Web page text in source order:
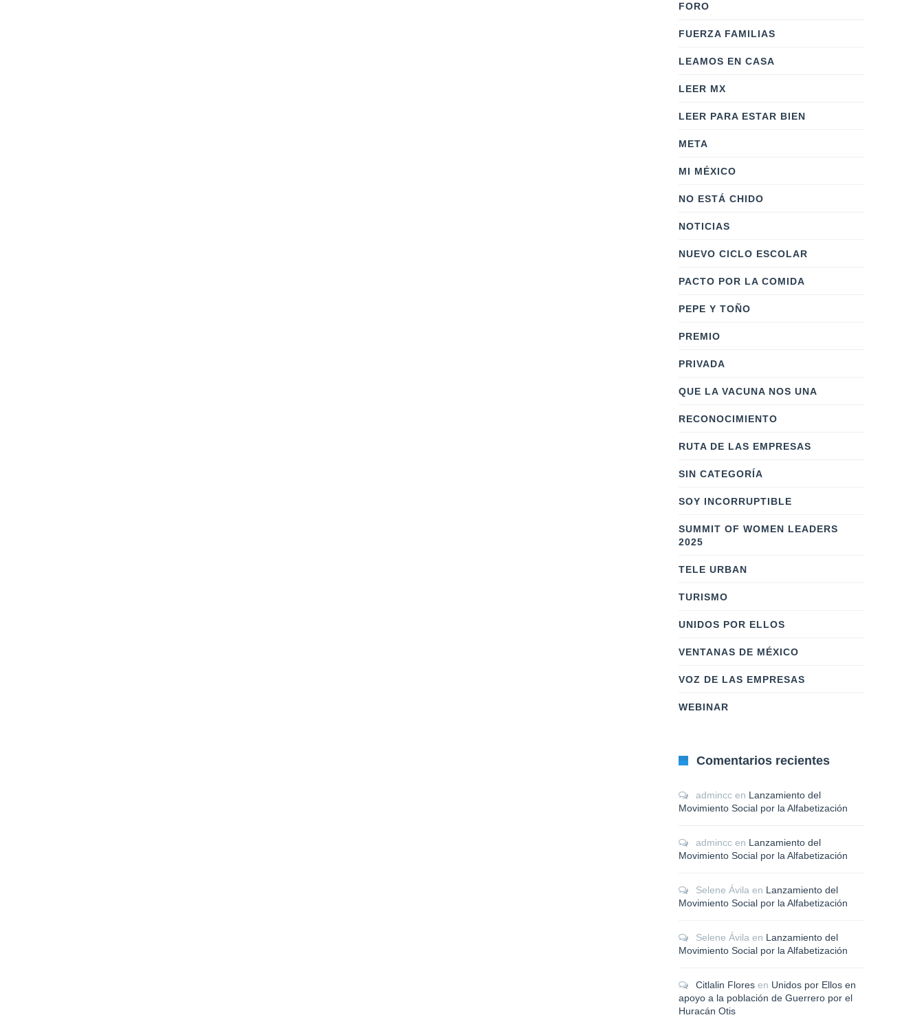
FORO
FUERZA FAMILIAS
LEAMOS EN CASA
LEER MX
LEER PARA ESTAR BIEN
META
MI MÉXICO
NO ESTÁ CHIDO
NOTICIAS
NUEVO CICLO ESCOLAR
PACTO POR LA COMIDA
PEPE Y TOÑO
PREMIO
PRIVADA
QUE LA VACUNA NOS UNA
RECONOCIMIENTO
RUTA DE LAS EMPRESAS
SIN CATEGORÍA
SOY INCORRUPTIBLE
SUMMIT OF WOMEN LEADERS
2025
TELE URBAN
TURISMO
UNIDOS POR ELLOS
VENTANAS DE MÉXICO
VOZ DE LAS EMPRESAS
WEBINAR
Comentarios recientes
admincc en Lanzamiento del
Movimiento Social por la Alfabetización
admincc en Lanzamiento del
Movimiento Social por la Alfabetización
Selene Ávila en Lanzamiento del
Movimiento Social por la Alfabetización
Selene Ávila en Lanzamiento del
Movimiento Social por la Alfabetización
Citlalin Flores en Unidos por Ellos en
apoyo a la población de Guerrero por el
Huracán Otis